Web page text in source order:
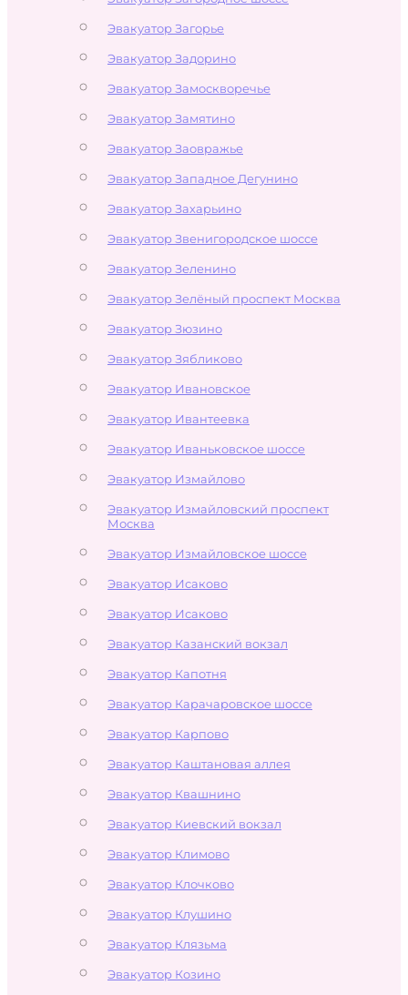
Эвакуатор Загорье
Эвакуатор Задорино
Эвакуатор Замоскворечье
Эвакуатор Замятино
Эвакуатор Заовражье
Эвакуатор Западное Дегунино
Эвакуатор Захарьино
Эвакуатор Звенигородское шоссе
Эвакуатор Зеленино
Эвакуатор Зелёный проспект Москва
Эвакуатор Зюзино
Эвакуатор Зябликово
Эвакуатор Ивановское
Эвакуатор Ивантеевка
Эвакуатор Иваньковское шоссе
Эвакуатор Измайлово
Эвакуатор Измайловский проспект
Москва
Эвакуатор Измайловское шоссе
Эвакуатор Исаково
Эвакуатор Исаково
Эвакуатор Казанский вокзал
Эвакуатор Капотня
Эвакуатор Карачаровское шоссе
Эвакуатор Карпово
Эвакуатор Каштановая аллея
Эвакуатор Квашнино
Эвакуатор Киевский вокзал
Эвакуатор Климово
Эвакуатор Клочково
Эвакуатор Клушино
Эвакуатор Клязьма
Эвакуатор Козино